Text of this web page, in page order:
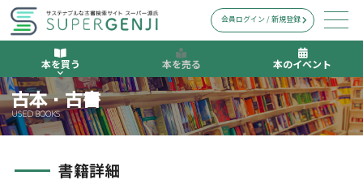
本を買う 本を売る 本のイベント
会員ログイン / 新規登録
古本・古書
USED BOOKS
書籍詳細